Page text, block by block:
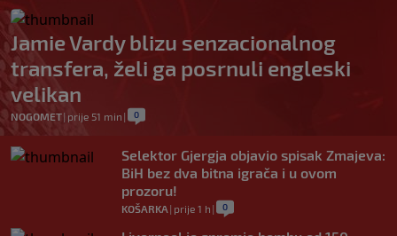
Jamie Vardy blizu senzacionalnog
transfera, želi ga posrnuli engleski
velikan
NOGOMET| prije 51 min | 0
Selektor Gjergja objavio spisak Zmajeva:
BiH bez dva bitna igrača i u ovom
prozoru!
KOŠARKA | prije 1 h | 0